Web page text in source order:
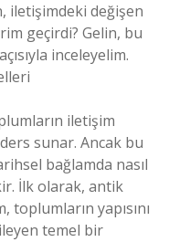
iletişimdeki değişen
geçirdi? Gelin, bu
inceleyelim.
iletişim
sunar. Ancak bu
bağlamda nasıl
İlk olarak, antik
toplumların yapısını
temel bir